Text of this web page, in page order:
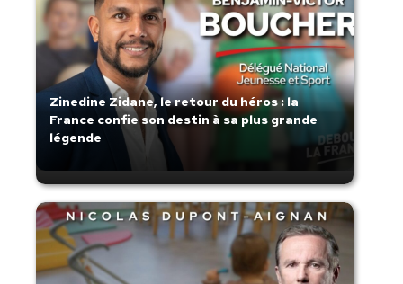
Zinedine Zidane, le retour du héros : la
France confie son destin à sa plus grande
légende